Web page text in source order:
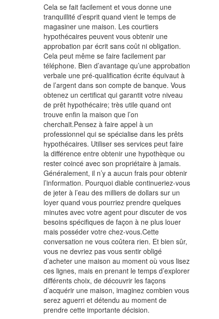
Cela se fait facilement et vous donne une
tranquillité d’esprit quand vient le temps de
magasiner une maison. Les courtiers
hypothécaires peuvent vous obtenir une
approbation par écrit sans coût ni obligation.
Cela peut même se faire facilement par
téléphone. Bien d’avantage qu’une approbation
verbale une pré-qualification écrite équivaut à
de l’argent dans son compte de banque. Vous
obtenez un certificat qui garantit votre niveau
de prêt hypothécaire; très utile quand ont
trouve enfin la maison que l’on
cherchait.Pensez à faire appel à un
professionnel qui se spécialise dans les prêts
hypothécaires. Utiliser ses services peut faire
la différence entre obtenir une hypothèque ou
rester coincé avec son propriétaire à jamais.
Généralement, il n’y a aucun frais pour obtenir
l’information. Pourquoi diable continueriez-vous
de jeter à l’eau des milliers de dollars sur un
loyer quand vous pourriez prendre quelques
minutes avec votre agent pour discuter de vos
besoins spécifiques de façon à ne plus louer
mais posséder votre chez-vous.Cette
conversation ne vous coûtera rien. Et bien sûr,
vous ne devriez pas vous sentir obligé
d’acheter une maison au moment où vous lisez
ces lignes, mais en prenant le temps d’explorer
différents choix, de découvrir les façons
d’acquérir une maison, imaginez combien vous
serez aguerri et détendu au moment de
prendre cette importante décision.